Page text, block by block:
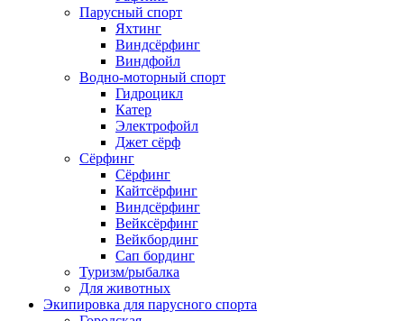
Парусный спорт
Яхтинг
Виндсёрфинг
Виндфойл
Водно-моторный спорт
Гидроцикл
Катер
Электрофойл
Джет сёрф
Сёрфинг
Сёрфинг
Кайтсёрфинг
Виндсёрфинг
Вейксёрфинг
Вейкбординг
Сап бординг
Туризм/рыбалка
Для животных
Экипировка для парусного спорта